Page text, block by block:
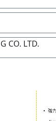
CO. LTD.